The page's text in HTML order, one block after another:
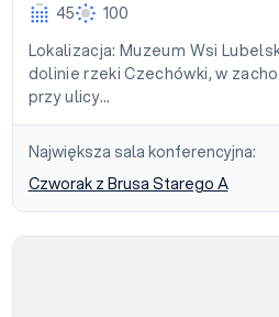
45
100
Lokalizacja: Muzeum Wsi
dolinie rzeki Czechówki, w
przy ulicy…
Największa sala konferencyjna:
Czworak z Brusa Starego A